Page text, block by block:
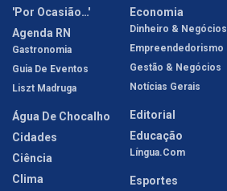
'Por Ocasião…'
Agenda RN
Gastronomia
Guia De Eventos
Liszt Madruga
Água De Chocalho
Cidades
Ciência
Clima
Economia
Dinheiro & Negócios
Empreendedorismo
Gestão & Negócios
Notícias Gerais
Editorial
Educação
Língua.com
Esportes